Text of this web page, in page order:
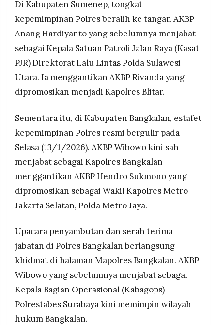
Di Kabupaten Sumenep, tongkat
kepemimpinan Polres beralih ke tangan AKBP
Anang Hardiyanto yang sebelumnya menjabat
sebagai Kepala Satuan Patroli Jalan Raya (Kasat
PJR) Direktorat Lalu Lintas Polda Sulawesi
Utara. Ia menggantikan AKBP Rivanda yang
dipromosikan menjadi Kapolres Blitar.
Sementara itu, di Kabupaten Bangkalan, estafet
kepemimpinan Polres resmi bergulir pada
Selasa (13/1/2026). AKBP Wibowo kini sah
menjabat sebagai Kapolres Bangkalan
menggantikan AKBP Hendro Sukmono yang
dipromosikan sebagai Wakil Kapolres Metro
Jakarta Selatan, Polda Metro Jaya.
Upacara penyambutan dan serah terima
jabatan di Polres Bangkalan berlangsung
khidmat di halaman Mapolres Bangkalan. AKBP
Wibowo yang sebelumnya menjabat sebagai
Kepala Bagian Operasional (Kabagops)
Polrestabes Surabaya kini memimpin wilayah
hukum Bangkalan.